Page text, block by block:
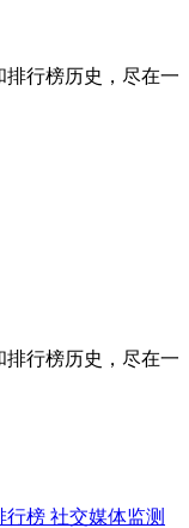
行榜历史，尽在一
行榜历史，尽在一
行榜 社交媒体监测